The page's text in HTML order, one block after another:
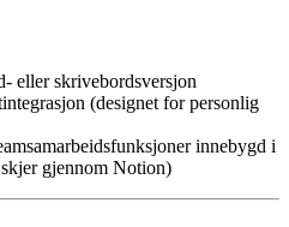
eller skrivebordsversjon
(designet for personlig
innebygd i
gjennom Notion)